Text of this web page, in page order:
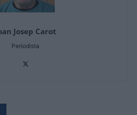
Josep Carot
Periodista